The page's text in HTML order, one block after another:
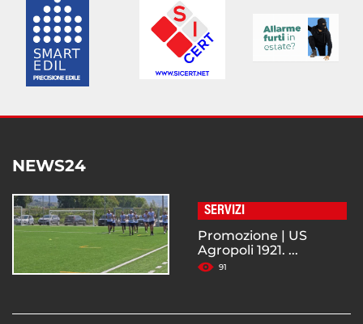
NEWS24
SERVIZI
Promozione | US
Agropoli 1921. ...
91